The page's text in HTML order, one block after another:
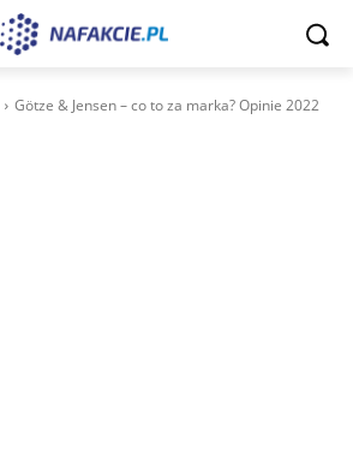
Götze & Jensen – co to za marka? Opinie 2022